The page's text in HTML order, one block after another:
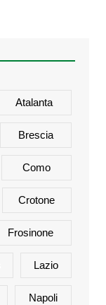
Atalanta
Brescia
Como
Crotone
Frosinone
Lazio
Napoli